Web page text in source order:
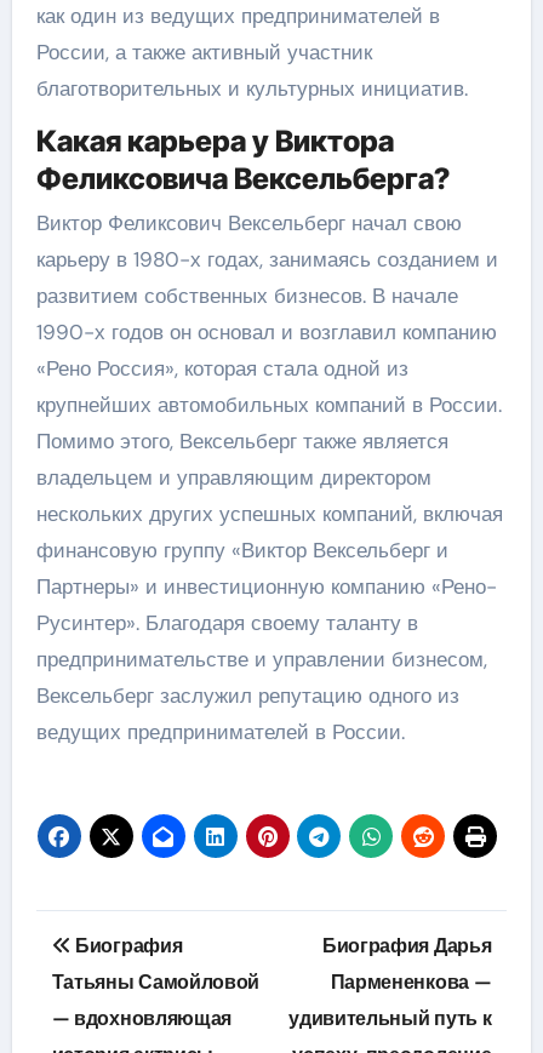
как один из ведущих предпринимателей в
России, а также активный участник
благотворительных и культурных инициатив.
Какая карьера у Виктора
Феликсовича Вексельберга?
Виктор Феликсович Вексельберг начал свою
карьеру в 1980-х годах, занимаясь созданием и
развитием собственных бизнесов. В начале
1990-х годов он основал и возглавил компанию
«Рено Россия», которая стала одной из
крупнейших автомобильных компаний в России.
Помимо этого, Вексельберг также является
владельцем и управляющим директором
нескольких других успешных компаний, включая
финансовую группу «Виктор Вексельберг и
Партнеры» и инвестиционную компанию «Рено-
Русинтер». Благодаря своему таланту в
предпринимательстве и управлении бизнесом,
Вексельберг заслужил репутацию одного из
ведущих предпринимателей в России.
Навигация
по
записям
Биография
Татьяны Самойловой
— вдохновляющая
Биография Дарья
Пармененкова —
удивительный путь к